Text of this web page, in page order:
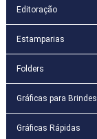
Editoração
Estamparias
Folders
Gráficas para Brindes
Gráficas Rápidas